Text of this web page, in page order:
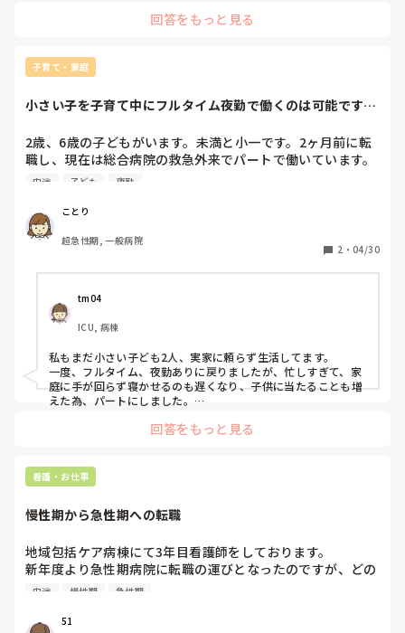
回答をもっと見る
子育て・家庭
小さい子を子育て中にフルタイム夜勤で働くのは可能です
2歳、6歳の子どもがいます。未満と小一です。2ヶ月前に転
職し、現在は総合病院の救急外来でパートで働いています。
今後の事を考えるともっと働いた方がいいのは分かっていま
タ、下の子のイヤイヤ期、パパも仕事が忙しい時期は子ども
たちの就寝後まで帰ってこない事も多いです。
こんな状況下で正規になれるのかと不安でしかありません。
に働いておられる方がいましたら参考にさせていただきたい
です。フルタイムだと2交替の夜勤、長い時間の昼間の勤務
もあります(夕方帰れずに夜までの勤務)もちろん残業も増え
るだろうし、委員会や学習会
その他の院内の活動に参加、自己研磨の為の研修なども参加
したり研究だったりも入ってきます。
メリットとしては福利厚生の充実と、お給料が増えると言う
点でしょうか。
します。どうなんでしょうか😭？
考にさせてください。
本当に出世とかそういうのはしたくないです。人間関係もな
中途 子ども 夜勤
ことり
超急性期, 一般病院
2 ・ 04/30
tm04
ICU, 病棟
私もまだ小さい子ども2人、実家に頼らず生活してます。
一度、フルタイム、夜勤ありに戻りましたが、忙しすぎて、家
庭に手が回らず寝かせるのも遅くなり、子供に当たることも増
えた為、パートにしました。
回答をもっと見る
看護・お仕事
慢性期から急性期への転職
地域包括ケア病棟にて3年目看護師をしております。
新年度より急性期病院に転職の運びとなったのですが、どの
ような心構えで臨めばいいのか分かりません。
く、オペや医師の処置介助もなかった為、急性期病院はほと
中途 慢性期 急性期
51